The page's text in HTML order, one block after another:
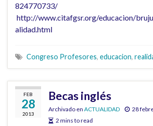
824770733/
http://www.citafgsr.org/educacion/
alidad.html
Congreso Profesores, educacion,
FEB
28
2013
Becas inglés
Archivado en ACTUALIDAD
28
2 mins to read